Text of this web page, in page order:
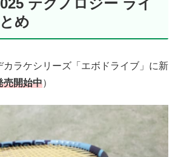
め
カラケシリーズ「エボドライブ」に新
売開始中）